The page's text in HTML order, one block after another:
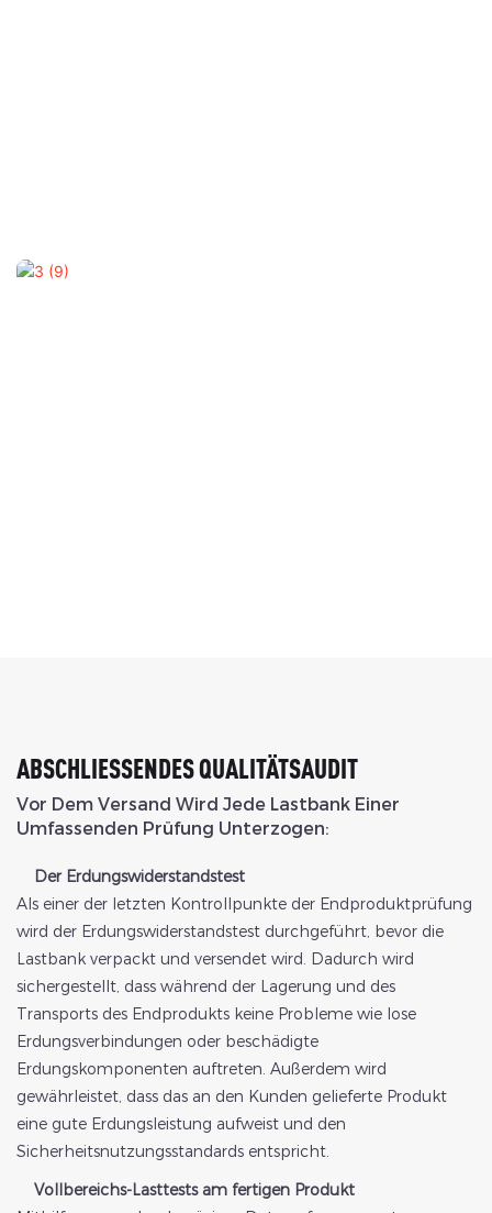
ABSCHLIESSENDES QUALITÄTSAUDIT
Vor Dem Versand Wird Jede Lastbank Einer
Umfassenden Prüfung Unterzogen:
Der Erdungswiderstandstest
Als einer der letzten Kontrollpunkte der Endproduktprüfung
wird der Erdungswiderstandstest durchgeführt, bevor die
Lastbank verpackt und versendet wird. Dadurch wird
sichergestellt, dass während der Lagerung und des
Transports des Endprodukts keine Probleme wie lose
Erdungsverbindungen oder beschädigte
Erdungskomponenten auftreten. Außerdem wird
gewährleistet, dass das an den Kunden gelieferte Produkt
eine gute Erdungsleistung aufweist und den
Sicherheitsnutzungsstandards entspricht.
Vollbereichs-Lasttests am fertigen Produkt